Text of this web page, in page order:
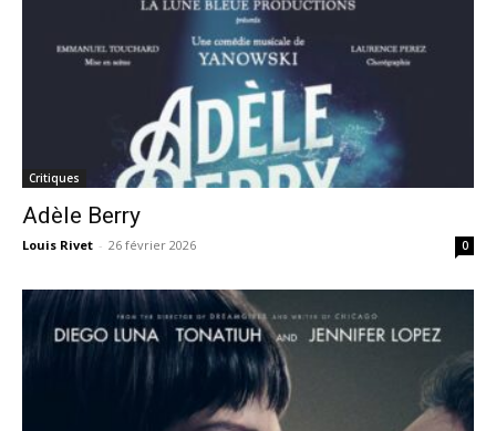
Critiques
Adèle Berry
Louis Rivet - 26 février 2026 0